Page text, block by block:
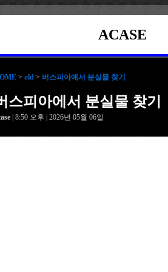
ACASE
> old > 버스피아에서 분실물 찾기
스피아에서 분실물 찾기
| 8:50 오후 | 2026년 05월 06일